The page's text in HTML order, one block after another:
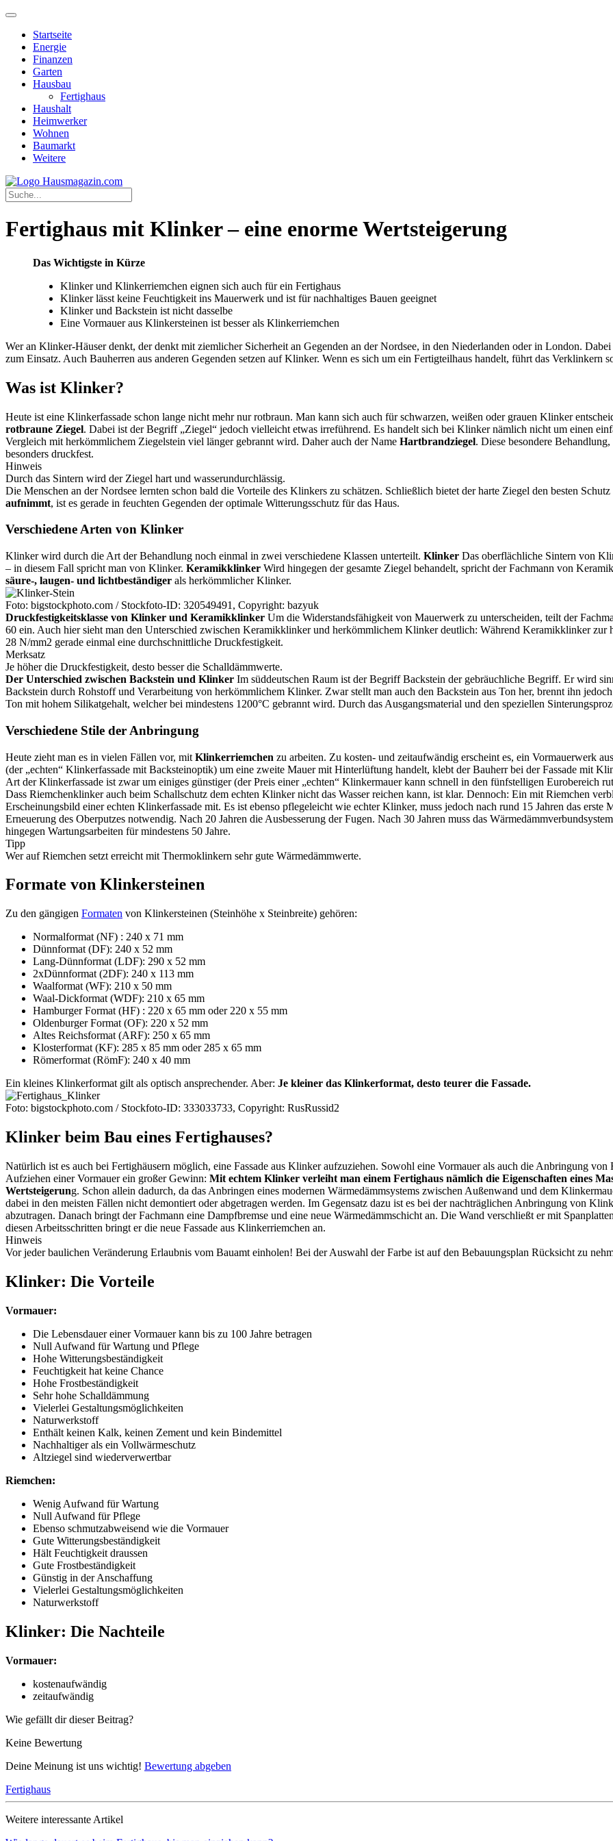
Startseite
Energie
Finanzen
Garten
Hausbau
Fertighaus
Haushalt
Heimwerker
Wohnen
Baumarkt
Weitere
Fertighaus mit Klinker – eine enorme Wertsteigerung
Das Wichtigste in Kürze
Klinker und Klinkerriemchen eignen sich auch für ein Fertighaus
Klinker lässt keine Feuchtigkeit ins Mauerwerk und ist für nachhaltiges Bauen geeignet
Klinker und Backstein ist nicht dasselbe
Eine Vormauer aus Klinkersteinen ist besser als Klinkerriemchen
Wer an Klinker-Häuser denkt, der denkt mit ziemlicher Sicherheit an Gegenden an der Nordsee, in den Niederlanden oder in London.
zum Einsatz. Auch Bauherren aus anderen Gegenden setzen auf Klinker. Wenn es sich um ein Fertigteilhaus handelt, führt das Verklinkern
Was ist Klinker?
Heute ist eine Klinkerfassade schon lange nicht mehr nur rotbraun. Man kann sich auch für schwarzen, weißen oder grauen Klinker
rotbraune Ziegel. Dabei ist der Begriff „Ziegel“ jedoch vielleicht etwas irreführend. Es handelt sich bei Klinker nämlich nicht um einen
Vergleich mit herkömmlichem Ziegelstein viel länger gebrannt wird. Daher auch der Name Hartbrandziegel. Diese besondere Behandlung,
besonders druckfest.
Hinweis
Durch das Sintern wird der Ziegel hart und wasserundurchlässig.
Die Menschen an der Nordsee lernten schon bald die Vorteile des Klinkers zu schätzen. Schließlich bietet der harte Ziegel den besten
aufnimmt, ist es gerade in feuchten Gegenden der optimale Witterungsschutz für das Haus.
Verschiedene Arten von Klinker
Klinker wird durch die Art der Behandlung noch einmal in zwei verschiedene Klassen unterteilt. Klinker Das oberflächliche Sintern von
– in diesem Fall spricht man von Klinker. Keramikklinker Wird hingegen der gesamte Ziegel behandelt, spricht der Fachmann von
säure-, laugen- und lichtbeständiger als herkömmlicher Klinker.
Foto: bigstockphoto.com / Stockfoto-ID: 320549491, Copyright: bazyuk
Druckfestigkeitsklasse von Klinker und Keramikklinker Um die Widerstandsfähigkeit von Mauerwerk zu unterscheiden, teilt der
60 ein. Auch hier sieht man den Unterschied zwischen Keramikklinker und herkömmlichem Klinker deutlich: Während Keramikklinker
28 N/mm2 gerade einmal eine durchschnittliche Druckfestigkeit.
Merksatz
Je höher die Druckfestigkeit, desto besser die Schalldämmwerte.
Der Unterschied zwischen Backstein und Klinker Im süddeutschen Raum ist der Begriff Backstein der gebräuchliche Begriff. Er wird
Backstein durch Rohstoff und Verarbeitung von herkömmlichem Klinker. Zwar stellt man auch den Backstein aus Ton her, brennt ihn
Ton mit hohem Silikatgehalt, welcher bei mindestens 1200°C gebrannt wird. Durch das Ausgangsmaterial und den speziellen
Verschiedene Stile der Anbringung
Heute zieht man es in vielen Fällen vor, mit Klinkerriemchen zu arbeiten. Zu kosten- und zeitaufwändig erscheint es, ein Vormauerwerk
(der „echten“ Klinkerfassade mit Backsteinoptik) um eine zweite Mauer mit Hinterlüftung handelt, klebt der Bauherr bei der Fassade mit
Art der Klinkerfassade ist zwar um einiges günstiger (der Preis einer „echten“ Klinkermauer kann schnell in den fünfstelligen Eurobereich
Dass Riemchenklinker auch beim Schallschutz dem echten Klinker nicht das Wasser reichen kann, ist klar. Dennoch: Ein mit Riemchen
Erscheinungsbild einer echten Klinkerfassade mit. Es ist ebenso pflegeleicht wie echter Klinker, muss jedoch nach rund 15 Jahren das
Erneuerung des Oberputzes notwendig. Nach 20 Jahren die Ausbesserung der Fugen. Nach 30 Jahren muss das
hingegen Wartungsarbeiten für mindestens 50 Jahre.
Tipp
Wer auf Riemchen setzt erreicht mit Thermoklinkern sehr gute Wärmedämmwerte.
Formate von Klinkersteinen
Zu den gängigen Formaten von Klinkersteinen (Steinhöhe x Steinbreite) gehören:
Normalformat (NF) : 240 x 71 mm
Dünnformat (DF): 240 x 52 mm
Lang-Dünnformat (LDF): 290 x 52 mm
2xDünnformat (2DF): 240 x 113 mm
Waalformat (WF): 210 x 50 mm
Waal-Dickformat (WDF): 210 x 65 mm
Hamburger Format (HF) : 220 x 65 mm oder 220 x 55 mm
Oldenburger Format (OF): 220 x 52 mm
Altes Reichsformat (ARF): 250 x 65 mm
Klosterformat (KF): 285 x 85 mm oder 285 x 65 mm
Römerformat (RömF): 240 x 40 mm
Ein kleines Klinkerformat gilt als optisch ansprechender. Aber: Je kleiner das Klinkerformat, desto teurer die Fassade.
Foto: bigstockphoto.com / Stockfoto-ID: 333033733, Copyright: RusRussid2
Klinker beim Bau eines Fertighauses?
Natürlich ist es auch bei Fertighäusern möglich, eine Fassade aus Klinker aufzuziehen. Sowohl eine Vormauer als auch die Anbringung
Aufziehen einer Vormauer ein großer Gewinn: Mit echtem Klinker verleiht man einem Fertighaus nämlich die Eigenschaften eines
Wertsteigerung. Schon allein dadurch, da das Anbringen eines modernen Wärmedämmsystems zwischen Außenwand und dem
dabei in den meisten Fällen nicht demontiert oder abgetragen werden. Im Gegensatz dazu ist es bei der nachträglichen Anbringung von
abzutragen. Danach bringt der Fachmann eine Dampfbremse und eine neue Wärmedämmschicht an. Die Wand verschließt er mit
diesen Arbeitsschritten bringt er die neue Fassade aus Klinkerriemchen an.
Hinweis
Vor jeder baulichen Veränderung Erlaubnis vom Bauamt einholen! Bei der Auswahl der Farbe ist auf den Bebauungsplan Rücksicht zu
Klinker: Die Vorteile
Vormauer:
Die Lebensdauer einer Vormauer kann bis zu 100 Jahre betragen
Null Aufwand für Wartung und Pflege
Hohe Witterungsbeständigkeit
Feuchtigkeit hat keine Chance
Hohe Frostbeständigkeit
Sehr hohe Schalldämmung
Vielerlei Gestaltungsmöglichkeiten
Naturwerkstoff
Enthält keinen Kalk, keinen Zement und kein Bindemittel
Nachhaltiger als ein Vollwärmeschutz
Altziegel sind wiederverwertbar
Riemchen:
Wenig Aufwand für Wartung
Null Aufwand für Pflege
Ebenso schmutzabweisend wie die Vormauer
Gute Witterungsbeständigkeit
Hält Feuchtigkeit draussen
Gute Frostbeständigkeit
Günstig in der Anschaffung
Vielerlei Gestaltungsmöglichkeiten
Naturwerkstoff
Klinker: Die Nachteile
Vormauer:
kostenaufwändig
zeitaufwändig
Wie gefällt dir dieser Beitrag?
Keine Bewertung
Deine Meinung ist uns wichtig! Bewertung abgeben
Fertighaus
Weitere interessante Artikel